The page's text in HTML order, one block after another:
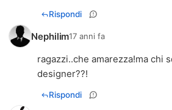
Rispondi
Nephilim17 anni fa
ragazzi..che amarezza!ma chi
designer??!
Rispondi